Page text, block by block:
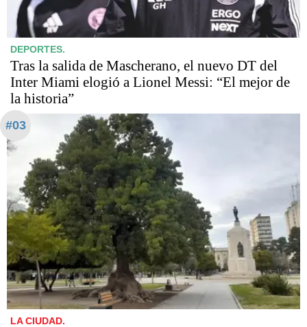
DEPORTES.
Tras la salida de Mascherano, el nuevo DT del
Inter Miami elogió a Lionel Messi: “El mejor de
la historia”
#03
LA CIUDAD.